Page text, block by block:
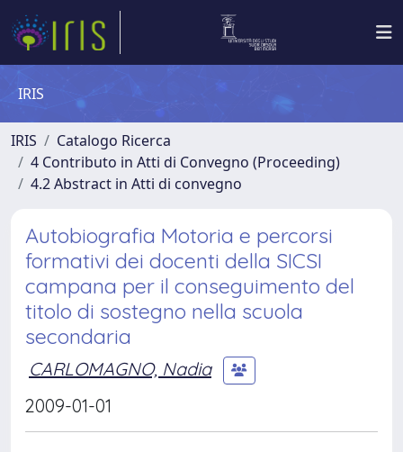
IRIS
IRIS
Catalogo Ricerca
4 Contributo in Atti di Convegno (Proceeding)
4.2 Abstract in Atti di convegno
Autobiografia Motoria e percorsi
formativi dei docenti della SICSI
campana per il conseguimento del
titolo di sostegno nella scuola
secondaria
CARLOMAGNO, Nadia
2009-01-01